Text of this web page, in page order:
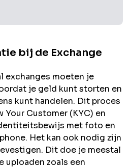
bij de Exchange
exchanges moeten je
je geld kunt storten en
kunt handelen. Dit proces
Your Customer (KYC) en
met foto en
Het kan ook nodig zijn
Dit doe je meestal
uploaden zoals een